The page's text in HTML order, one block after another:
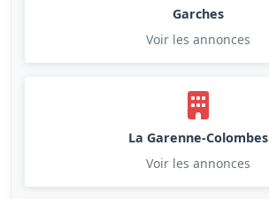
Garches
Voir les annonces
La Garenne-Colombes
Voir les annonces